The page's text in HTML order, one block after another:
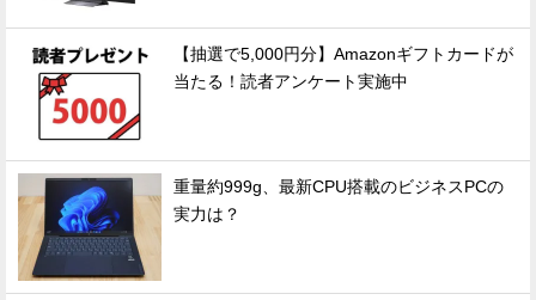
【抽選で5,000円分】Amazonギフトカードが
当たる！読者アンケート実施中
重量約999g、最新CPU搭載のビジネスPCの
実力は？